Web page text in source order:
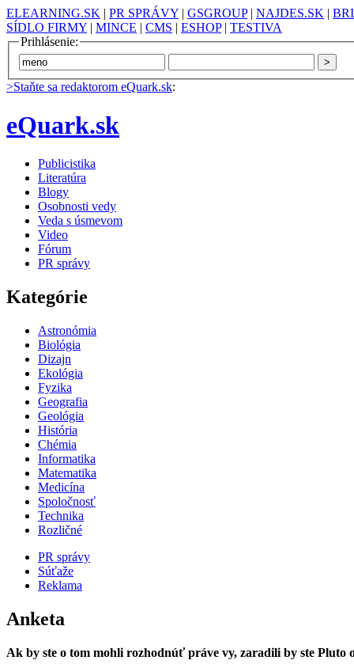
ELEARNING.SK | PR SPRÁVY | GSGROUP| NAJDES.SK |
SÍDLO FIRMY | MINCE | CMS | ESHOP| TESTIVA
Prihlásenie:
>Staňte sa redaktorom eQuark.sk:
eQuark.sk
Publicistika
Literatúra
Blogy
Osobnosti vedy
Veda s úsmevom
Video
Fórum
PR správy
Kategórie
Astronómia
Biológia
Dizajn
Ekológia
Fyzika
Geografia
Geológia
História
Chémia
Informatika
Matematika
Medicína
Spoločnosť
Technika
Rozličné
PR správy
Súťaže
Reklama
Anketa
Ak by ste o tom mohli rozhodnúť práve vy, zaradili by ste Pluto